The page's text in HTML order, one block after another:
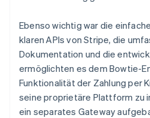
Ebenso wichtig war die
klaren APIs von Stripe, die
Dokumentation und die
ermöglichten es dem Bowtie-
Funktionalität der Zahlung per
seine proprietäre Plattform zu
ein separates Gateway